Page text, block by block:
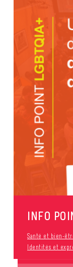
INFO
Santé et bien-
Identités et